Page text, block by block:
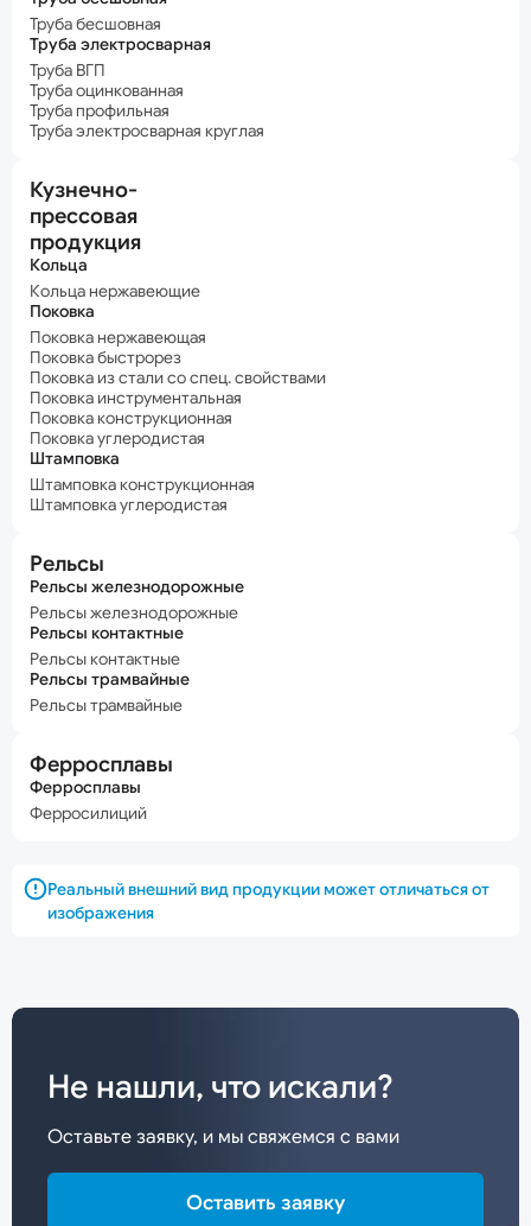
Труба бесшовная
Труба электросварная
Труба ВГП
Труба оцинкованная
Труба профильная
Труба электросварная круглая
Кузнечно-
прессовая
продукция
Кольца
Кольца нержавеющие
Поковка
Поковка нержавеющая
Поковка быстрорез
Поковка из стали со спец. свойствами
Поковка инструментальная
Поковка конструкционная
Поковка углеродистая
Штамповка
Штамповка конструкционная
Штамповка углеродистая
Рельсы
Рельсы железнодорожные
Рельсы железнодорожные
Рельсы контактные
Рельсы контактные
Рельсы трамвайные
Рельсы трамвайные
Ферросплавы
Ферросплавы
Ферросилиций
Реальный внешний вид продукции может отличаться от
изображения
Не нашли, что искали?
Оставьте заявку, и мы свяжемся с вами
Оставить заявку